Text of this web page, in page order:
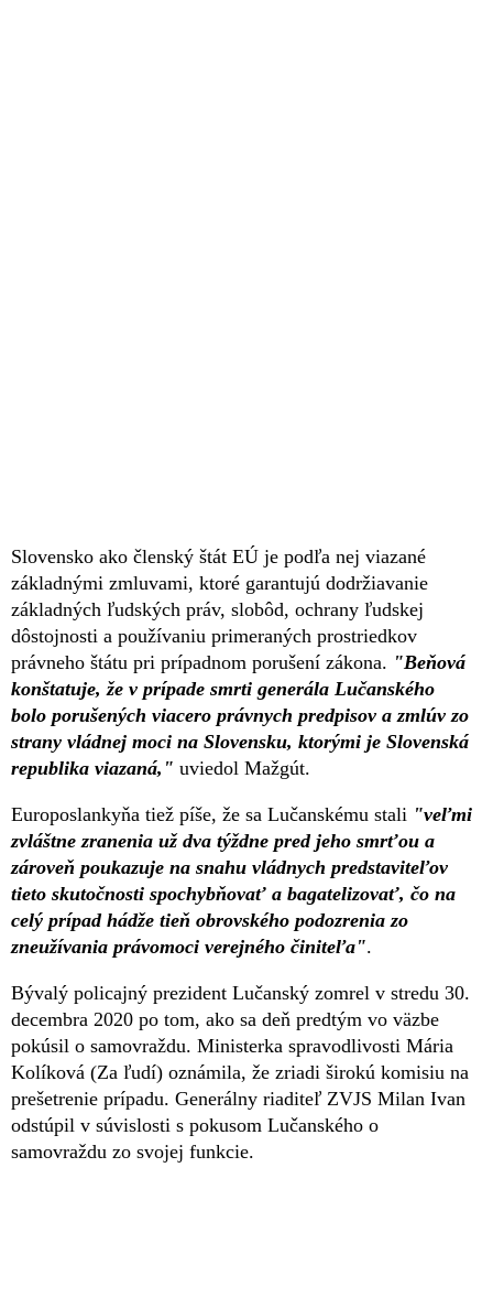
Slovensko ako členský štát EÚ je podľa nej viazané
základnými zmluvami, ktoré garantujú dodržiavanie
základných ľudských práv, slobôd, ochrany ľudskej
dôstojnosti a používaniu primeraných prostriedkov
právneho štátu pri prípadnom porušení zákona. "Beňová
konštatuje, že v prípade smrti generála Lučanského
bolo porušených viacero právnych predpisov a zmlúv zo
strany vládnej moci na Slovensku, ktorými je Slovenská
republika viazaná," uviedol Mažgút.
Europoslankyňa tiež píše, že sa Lučanskému stali "veľmi
zvláštne zranenia už dva týždne pred jeho smrťou a
zároveň poukazuje na snahu vládnych predstaviteľov
tieto skutočnosti spochybňovať a bagatelizovať, čo na
celý prípad hádže tieň obrovského podozrenia zo
zneužívania právomoci verejného činiteľa".
Bývalý policajný prezident Lučanský zomrel v stredu 30.
decembra 2020 po tom, ako sa deň predtým vo väzbe
pokúsil o samovraždu. Ministerka spravodlivosti Mária
Kolíková (Za ľudí) oznámila, že zriadi širokú komisiu na
prešetrenie prípadu. Generálny riaditeľ ZVJS Milan Ivan
odstúpil v súvislosti s pokusom Lučanského o
samovraždu zo svojej funkcie.